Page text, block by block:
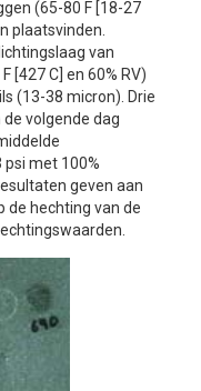
(65-80 F [18-27
plaatsvinden.
van
[427 C] en 60% RV)
(13-38 micron). Drie
volgende dag
psi met 100%
geven aan
de hechting van de